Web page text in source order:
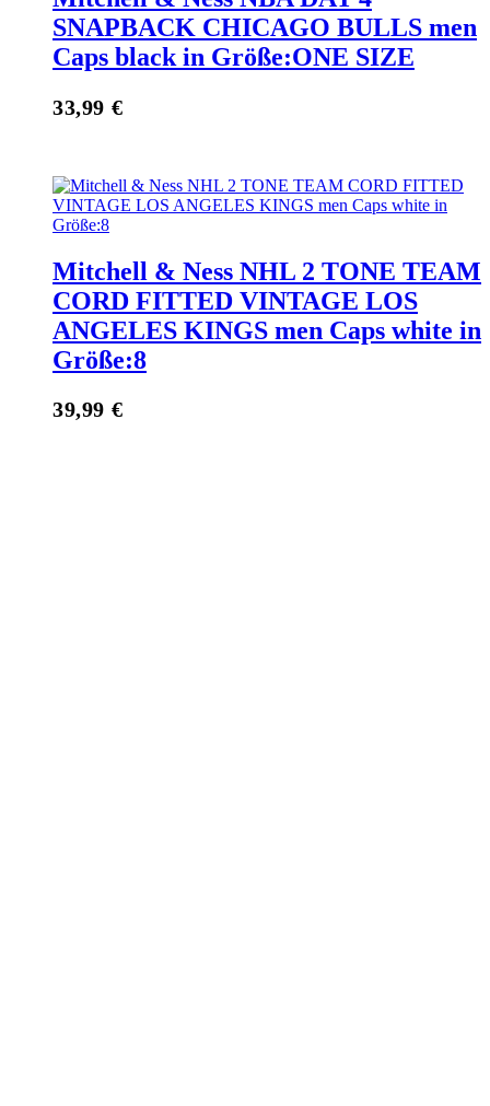
SNAPBACK CHICAGO BULLS men
Caps black in Größe:ONE SIZE
33,99 €
Mitchell & Ness NHL 2 TONE TEAM
CORD FITTED VINTAGE LOS
ANGELES KINGS men Caps white in
Größe:8
39,99 €